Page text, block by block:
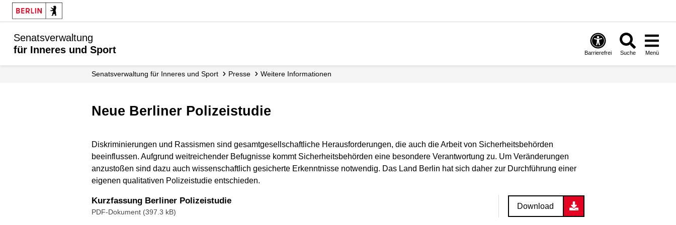
Senatsverwaltung
für Inneres und Sport
Barrierefrei Suche Menü
Senatsverwaltung für Inneres und Sport Presse Weitere Informationen
Neue Berliner Polizeistudie
Diskriminierungen und Rassismen sind gesamtgesellschaftliche Herausforderungen, die auch die Arbeit von Sicherheitsbehörden
beeinflussen. Aufgrund weitreichender Befugnisse kommt Sicherheitsbehörden eine besondere Verantwortung zu. Um Veränderungen
anzustoßen sind dazu auch wissenschaftlich gesicherte Erkenntnisse notwendig. Das Land Berlin hat sich daher zur Durchführung einer
eigenen qualitativen Polizeistudie entschieden.
Kurzfassung Berliner Polizeistudie
PDF-Dokument (397.3 kB)
Download